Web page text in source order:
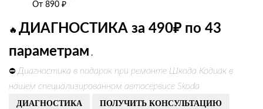
От 890 ₽
🔥 ДИАГНОСТИКА за 490₽ по 43
параметрам .
⛔ Диагностика в подарок при ремонте Шкода Кодиак в
нашем специализированном автосервисе Skoda
ДИАГНОСТИКА ПОЛУЧИТЬ КОНСУЛЬТАЦИЮ